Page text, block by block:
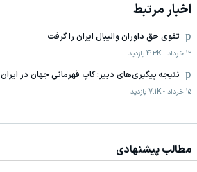
اخبار مرتبط
تقوی حق داوران والیبال ایران را گرفت
12 خرداد -
4.3K بازدید
نتیجه پیگیری‌های دبیر: کاپ قهرمانی جهان در ایران
15 خرداد -
7.1K بازدید
مطالب پیشنهادی